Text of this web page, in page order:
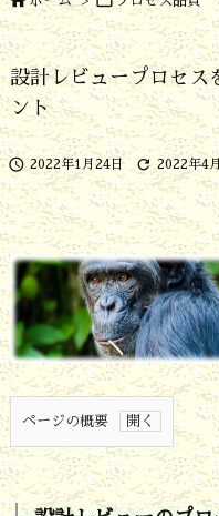
設計レビュープロセス
ント
 2022年1月24日  2022年4
ページの概要
設